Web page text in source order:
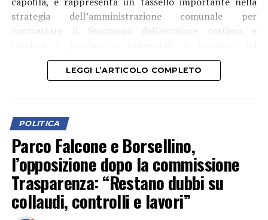
strategia dell’amministrazione comunale per
contrastare il fenomeno dell’erosione costiera e
litorale”.
LEGGI L’ARTICOLO COMPLETO
POLITICA
Parco Falcone e Borsellino,
l’opposizione dopo la commissione
Trasparenza: “Restano dubbi su
collaudi, controlli e lavori”